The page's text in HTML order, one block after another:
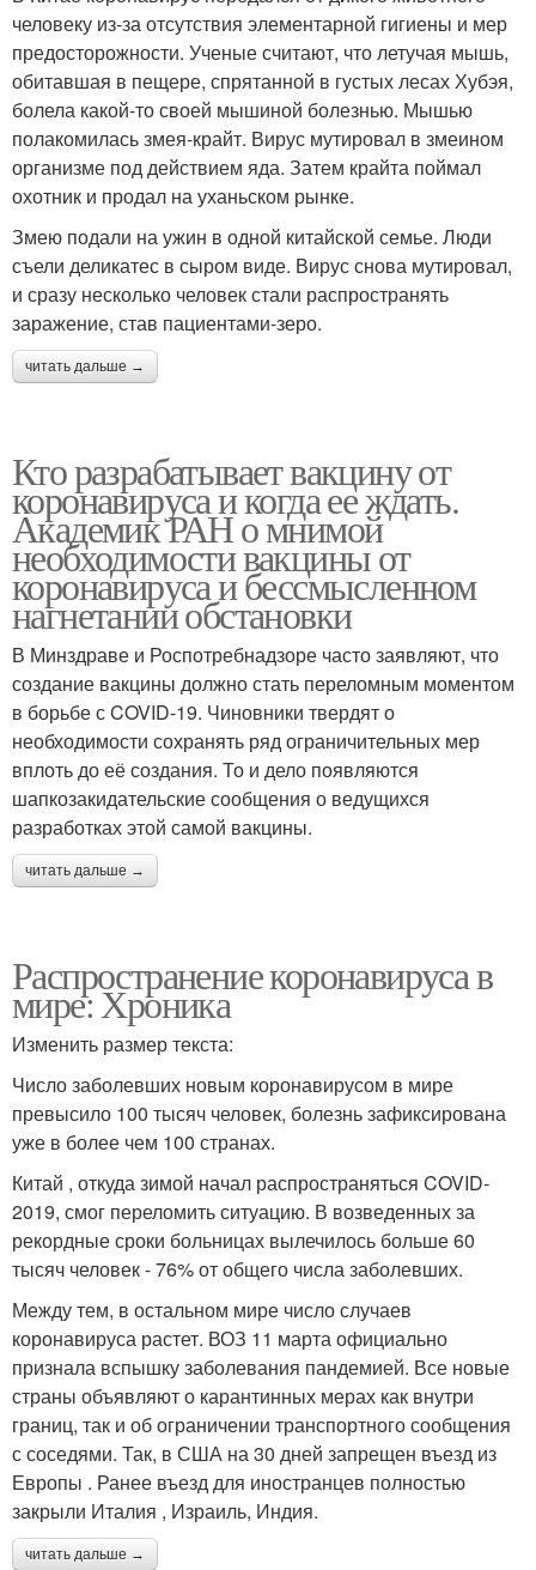
человеку из-за отсутствия элементарной гигиены и мер
предосторожности. Ученые считают, что летучая мышь,
обитавшая в пещере, спрятанной в густых лесах Хубэя,
болела какой-то своей мышиной болезнью. Мышью
полакомилась змея-крайт. Вирус мутировал в змеином
организме под действием яда. Затем крайта поймал
охотник и продал на уханьском рынке.
Змею подали на ужин в одной китайской семье. Люди
съели деликатес в сыром виде. Вирус снова мутировал,
и сразу несколько человек стали распространять
заражение, став пациентами-зеро.
читать дальше →
Кто разрабатывает вакцину от
коронавируса и когда ее ждать.
Академик РАН о мнимой
необходимости вакцины от
коронавируса и бессмысленном
нагнетании обстановки
В Минздраве и Роспотребнадзоре часто заявляют, что
создание вакцины должно стать переломным моментом
в борьбе с COVID-19. Чиновники твердят о
необходимости сохранять ряд ограничительных мер
вплоть до её создания. То и дело появляются
шапкозакидательские сообщения о ведущихся
разработках этой самой вакцины.
читать дальше →
Распространение коронавируса в
мире: Хроника
Изменить размер текста:
Число заболевших новым коронавирусом в мире
превысило 100 тысяч человек, болезнь зафиксирована
уже в более чем 100 странах.
Китай , откуда зимой начал распространяться COVID-
2019, смог переломить ситуацию. В возведенных за
рекордные сроки больницах вылечилось больше 60
тысяч человек - 76% от общего числа заболевших.
Между тем, в остальном мире число случаев
коронавируса растет. ВОЗ 11 марта официально
признала вспышку заболевания пандемией. Все новые
страны объявляют о карантинных мерах как внутри
границ, так и об ограничении транспортного сообщения
с соседями. Так, в США на 30 дней запрещен въезд из
Европы . Ранее въезд для иностранцев полностью
закрыли Италия , Израиль, Индия.
читать дальше →